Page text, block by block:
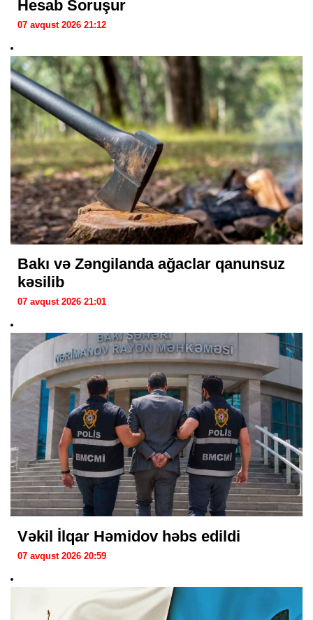
Hesab Soruşur
07 avqust 2026 21:12
Bakı və Zəngilanda ağaclar qanunsuz
kəsilib
07 avqust 2026 21:01
Vəkil İlqar Həmidov həbs edildi
07 avqust 2026 20:59